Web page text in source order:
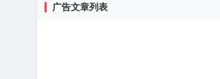
广告文章列表